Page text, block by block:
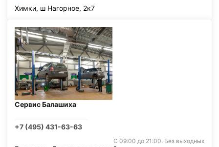
Химки, ш Нагорное, 2к7
Сервис Балашиха
+7 (495) 431-63-63
С 09:00 до 21:00. Без выходных